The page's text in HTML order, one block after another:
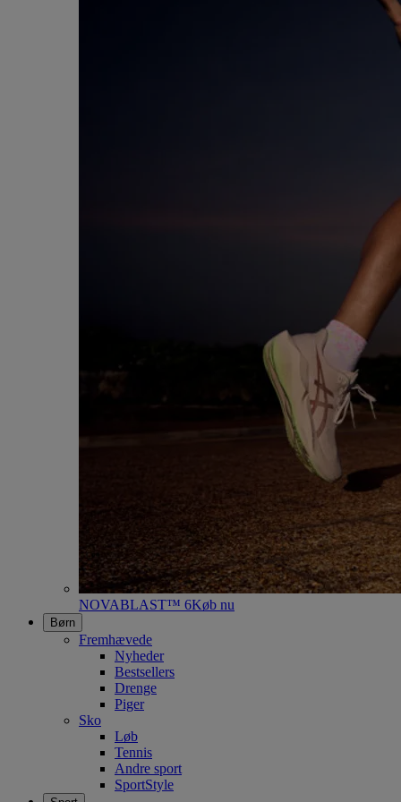
NOVABLAST™ 6Køb nu
Børn
Fremhævede
Nyheder
Bestsellers
Drenge
Piger
Sko
Løb
Tennis
Andre sport
SportStyle